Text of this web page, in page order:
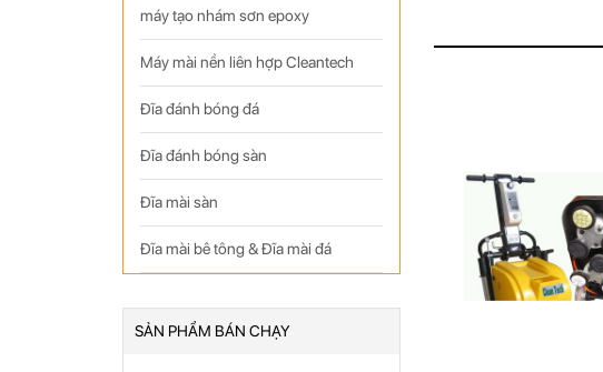
máy tạo nhám sơn epoxy
Máy mài nền liên hợp Cleantech
Đĩa đánh bóng đá
Đĩa đánh bóng sàn
Đĩa mài sàn
Đĩa mài bê tông & Đĩa mài đá
SẢN PHẨM BÁN CHẠY